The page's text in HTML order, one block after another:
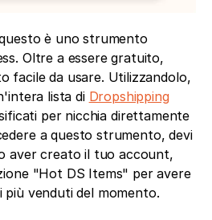
è uno strumento
Oltre a essere gratuito,
facile da usare. Utilizzandolo,
lista di Dropshipping
per nicchia direttamente
a questo strumento, devi
aver creato il tuo account,
"Hot DS Items" per avere
venduti del momento.